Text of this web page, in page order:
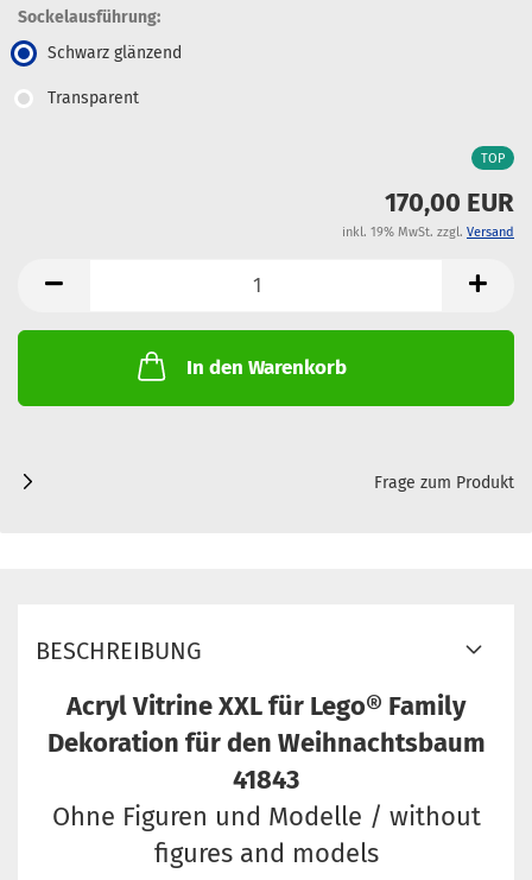
Sockelausführung:
Schwarz glänzend
Transparent
TOP
170,00 EUR
inkl. 19% MwSt. zzgl. Versand
In den Warenkorb
Frage zum Produkt
BESCHREIBUNG
Acryl Vitrine XXL für Lego® Family
Dekoration für den Weihnachtsbaum
41843
Ohne Figuren und Modelle / without
figures and models